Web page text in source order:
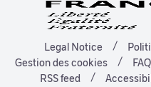
Legal Notice
Gestion des cookies
FAQ
RSS feed